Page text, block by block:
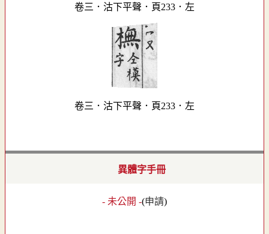
卷三．沽下平聲．頁233．左
卷三．沽下平聲．頁233．左
異體字手冊
- 未公開 -(申請)